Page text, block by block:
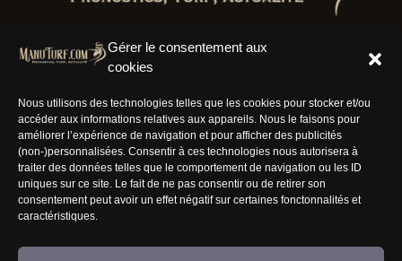
Gérer le consentement aux
cookies
Nous utilisons des technologies telles que les cookies pour stocker et/ou
accéder aux informations relatives aux appareils. Nous le faisons pour
améliorer l’expérience de navigation et pour afficher des publicités
(non-)personnalisées. Consentir à ces technologies nous autorisera à
traiter des données telles que le comportement de navigation ou les ID
uniques sur ce site. Le fait de ne pas consentir ou de retirer son
consentement peut avoir un effet négatif sur certaines fonctonnalités et
caractéristiques.
Informations
Nous rejoindre